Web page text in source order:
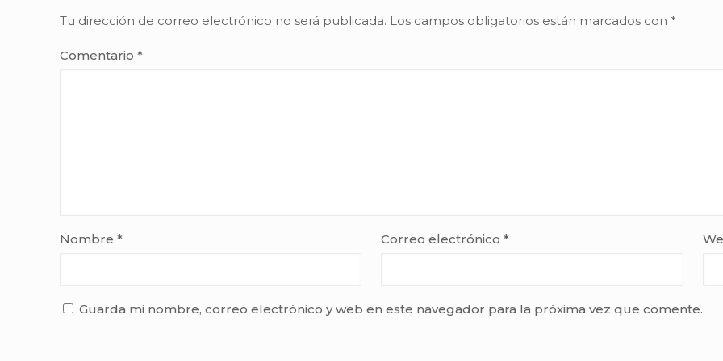
Tu dirección de correo electrónico no será publicada. Los campos obligatorios están marcados con *
Comentario *
Nombre * Correo electrónico*
Guarda mi nombre, correo electrónico y web en este navegador para la próxima vez que comente.